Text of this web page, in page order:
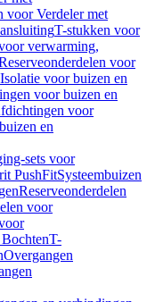
voor Verdeler met
T-stukken voor
verwarming,
voor
Isolatie voor buizen en
voor buizen en
voor
en
sets voor
PushFitSysteembuizen
Reserveonderdelen
voor
T-
Overgangen